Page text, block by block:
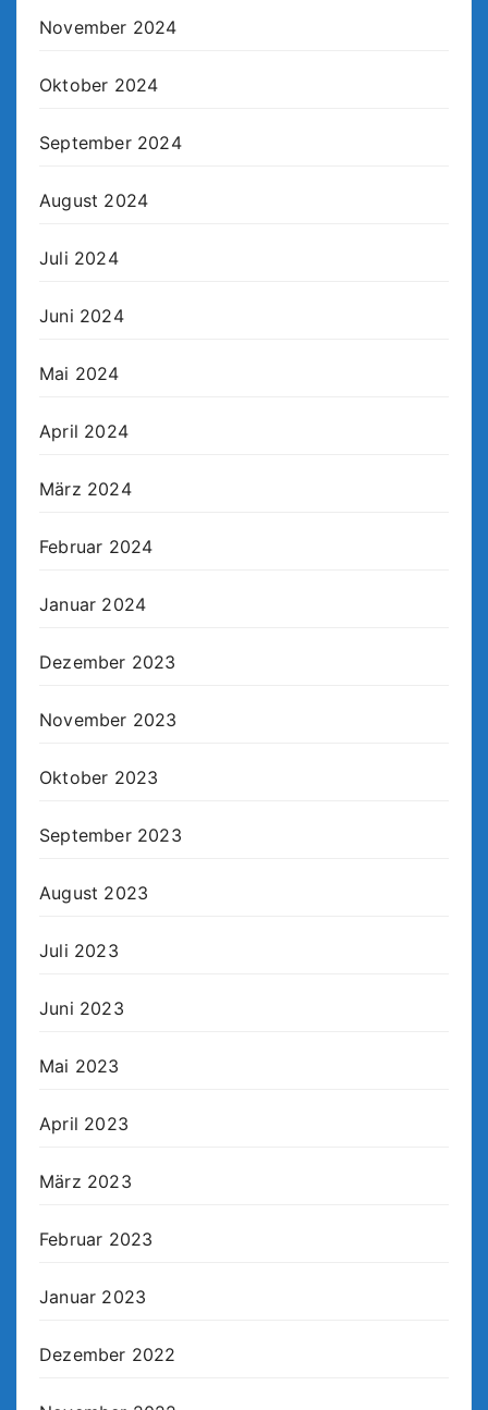
November 2024
Oktober 2024
September 2024
August 2024
Juli 2024
Juni 2024
Mai 2024
April 2024
März 2024
Februar 2024
Januar 2024
Dezember 2023
November 2023
Oktober 2023
September 2023
August 2023
Juli 2023
Juni 2023
Mai 2023
April 2023
März 2023
Februar 2023
Januar 2023
Dezember 2022